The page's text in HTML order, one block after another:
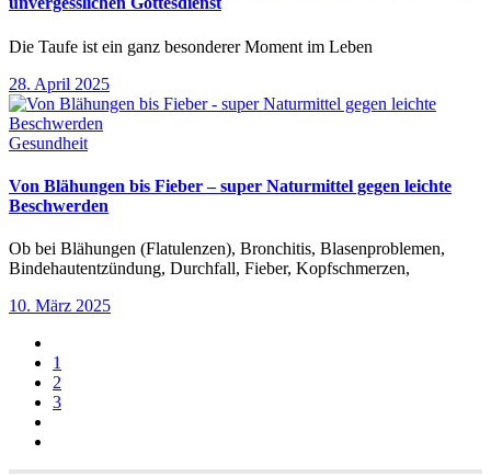
Die Taufe ist ein ganz besonderer Moment im Leben
28. April 2025
Gesundheit
Von Blähungen bis Fieber – super Naturmittel gegen leichte
Beschwerden
Ob bei Blähungen (Flatulenzen), Bronchitis, Blasenproblemen,
Bindehautentzündung, Durchfall, Fieber, Kopfschmerzen,
10. März 2025
1
2
3